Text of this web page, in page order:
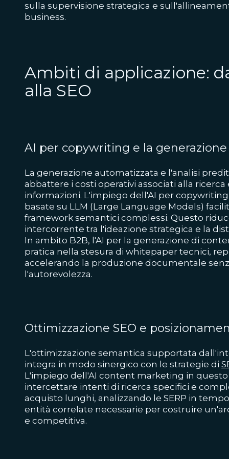
sulla supervisione strategica e
business.
Ambiti di applicazione:
alla SEO
AI per copywriting e la
La generazione automatizzata e l'analisi
abbattere i costi operativi associati alla
informazioni. L'impiego dell'AI per
basate su LLM (Large Language Models)
framework semantici complessi. Questo
intercorrente tra l'ideazione strategica e la
In ambito B2B, l'AI per la generazione di
pratica nella stesura di whitepaper tecnici,
accelerando la produzione documentale
l'autorevolezza.
Ottimizzazione SEO e
L'ottimizzazione semantica supportata
integra in modo sinergico con le strategie di
L'impiego dell'AI content marketing in
intercettare intenti di ricerca specifici e
acquisto lunghi, analizzando le SERP in
entità correlate necessarie per costruire
e competitiva.